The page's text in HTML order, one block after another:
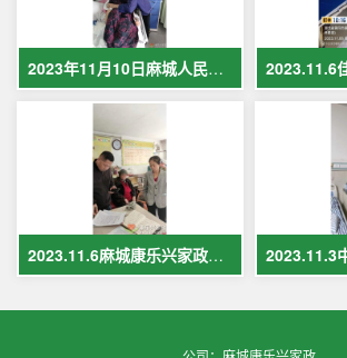
2023年11月10日麻城人民医院护工在岗护理病人现场照片
2023.11.6麻城康乐兴家政保姆案例